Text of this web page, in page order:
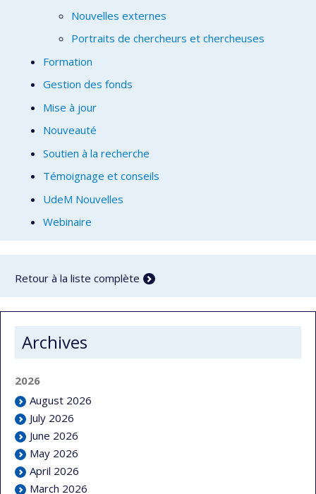
Nouvelles externes
Portraits de chercheurs et chercheuses
Formation
Gestion des fonds
Mise à jour
Nouveauté
Soutien à la recherche
Témoignage et conseils
UdeM Nouvelles
Webinaire
Retour à la liste complète
Archives
2026
August 2026
July 2026
June 2026
May 2026
April 2026
March 2026